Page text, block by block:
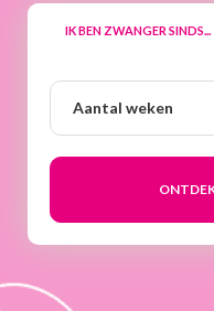
IK BEN ZWANGER SINDS...
Aantal weken